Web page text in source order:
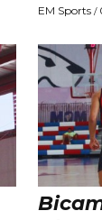
EM Sports/